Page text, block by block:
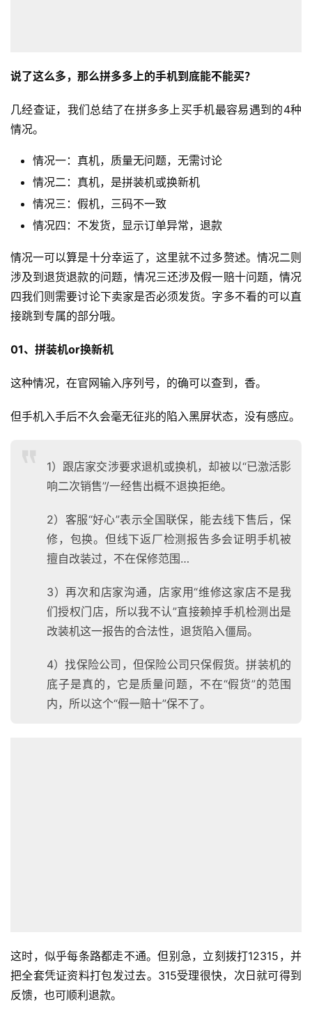
全
球
开
店
说了这么多，那么拼多多上的手机到底能不能买？
几经查证，我们总结了在拼多多上买手机最容易遇到的4种
情况。
情况一：真机，质量无问题，无需讨论
情况二：真机，是拼装机或换新机
情况三：假机，三码不一致
情况四：不发货，显示订单异常，退款
情况一可以算是十分幸运了，这里就不过多赘述。情况二则
涉及到退货退款的问题，情况三还涉及假一赔十问题，情况
四我们则需要讨论下卖家是否必须发货。字多不看的可以直
接跳到专属的部分哦。
01、 拼装机or换新机
这种情况，在官网输入序列号，的确可以查到，香。
但手机入手后不久会毫无征兆的陷入黑屏状态，没有感应。
1）跟店家交涉要求退机或换机，却被以“已激活影
响二次销售”/一经售出概不退换拒绝。
2）客服“好心”表示全国联保，能去线下售后，保
修，包换。但线下返厂检测报告多会证明手机被
擅自改装过，不在保修范围…
3）再次和店家沟通，店家用“维修这家店不是我
们授权门店，所以我不认”直接赖掉手机检测出是
改装机这一报告的合法性，退货陷入僵局。
4）找保险公司，但保险公司只保假货。拼装机的
底子是真的，它是质量问题，不在“假货”的范围
内，所以这个“假一赔十”保不了。
这时，似乎每条路都走不通。但别急，立刻拨打12315，并
把全套凭证资料打包发过去。315受理很快，次日就可得到
反馈，也可顺利退款。